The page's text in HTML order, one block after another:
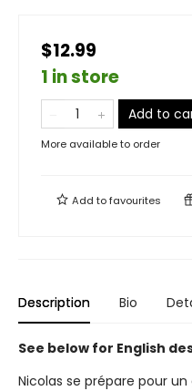
$12.99
1 in store
Add to
More available to order
Add tofavourites
Description Bio
See below for English
Nicolas se prépare pour